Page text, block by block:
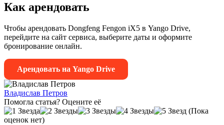
Как арендовать
Чтобы арендовать Dongfeng Fengon iX5 в Yango Drive,
перейдите на сайт сервиса, выберите даты и оформите
бронирование онлайн.
Арендовать на Yango Drive
Владислав Петров
Помогла статья? Оцените её
(Пока
оценок нет)